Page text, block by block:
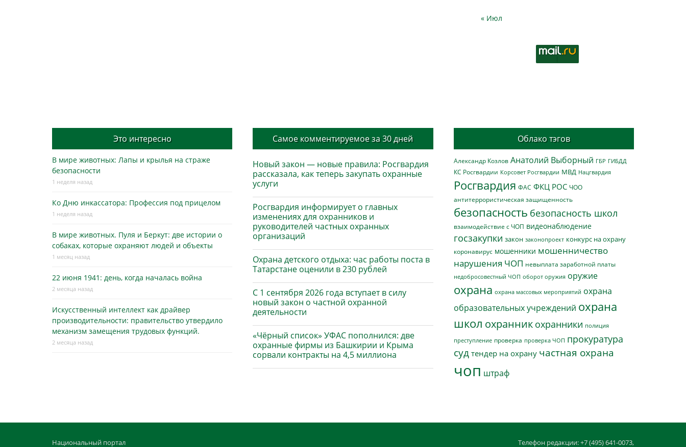
« Июл
Это интересно
В мире животных: Лапы и крылья на страже
безопасности
1 неделя назад
Ко Дню инкассатора: Профессия под прицелом
1 неделя назад
В мире животных. Пуля и Беркут: две истории о
собаках, которые охраняют людей и объекты
1 месяц назад
22 июня 1941: день, когда началась война
2 месяца назад
Искусственный интеллект как драйвер
производительности: правительство утвердило
механизм замещения трудовых функций.
2 месяца назад
Самое комментируемое за 30 дней
Новый закон — новые правила: Росгвардия
рассказала, как теперь закупать охранные
услуги
Росгвардия информирует о главных
изменениях для охранников и
руководителей частных охранных
организаций
Охрана детского отдыха: час работы поста в
Татарстане оценили в 230 рублей
С 1 сентября 2026 года вступает в силу
новый закон о частной охранной
деятельности
«Чёрный список» УФАС пополнился: две
охранные фирмы из Башкирии и Крыма
сорвали контракты на 4,5 миллиона
Облако тэгов
Александр Козлов Анатолий Выборный ГБР ГИБДД
КС Росгвардии Корсовет Росгвардии МВД Нацгвардия
Росгвардия ФАС ФКЦ РОС ЧОО
антитеррористическая защищенность
безопасность безопасность школ
взаимодействие с ЧОП видеонаблюдение
госзакупки закон законопроект конкурс на охрану
коронавирус мошенники мошенничество
нарушения ЧОП невыплата заработной платы
недобросовестный ЧОП оборот оружия оружие
охрана охрана массовых мероприятий охрана
образовательных учреждений охрана
школ охранник охранники полиция
преступление проверка проверка ЧОП прокуратура
суд тендер на охрану частная охрана
чоп штраф
Национальный портал Телефон редакции: +7 (495) 641-0073,